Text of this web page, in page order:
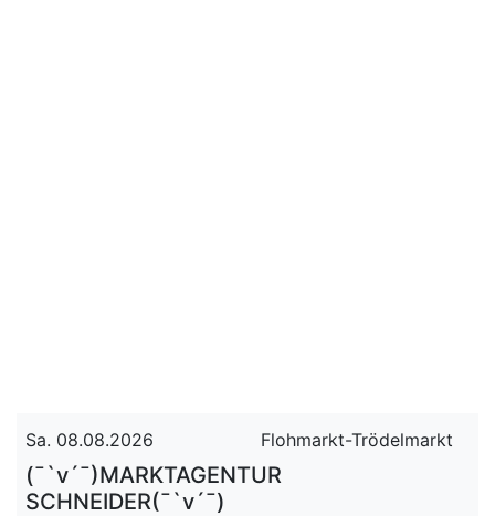
Sa. 08.08.2026 Flohmarkt-Trödelmarkt
(¯`v´¯)MARKTAGENTUR
SCHNEIDER(¯`v´¯)